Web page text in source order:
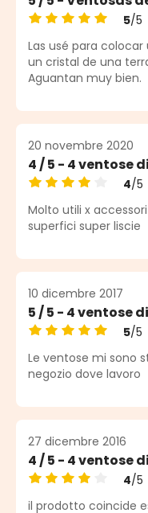
Valutazione media
5/5
Las usé para
un cristal de una
Aguantan muy bien.
20 novembre 2020
4 / 5 - 4 ventose
Valutazione media
4/5
Molto utili x
superfici super liscie
10 dicembre 2017
5 / 5 - 4 ventose
Valutazione media
5/5
Le ventose mi sono
negozio dove lavoro
27 dicembre 2016
4 / 5 - 4 ventose
Valutazione media
4/5
il prodotto coincide